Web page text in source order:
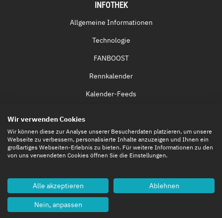
INFOTHEK
Allgemeine Informationen
Technologie
FANBOOST
Rennkalender
Kalender-Feeds
Eintrittskarten
Wir verwenden Cookies
Wir können diese zur Analyse unserer Besucherdaten platzieren, um unsere
Webseite zu verbessern, personalisierte Inhalte anzuzeigen und Ihnen ein
großartiges Webseiten-Erlebnis zu bieten. Für weitere Informationen zu den
von uns verwendeten Cookies öffnen Sie die Einstellungen.
Alle akzeptieren Ablehnen
Nein, anpassen